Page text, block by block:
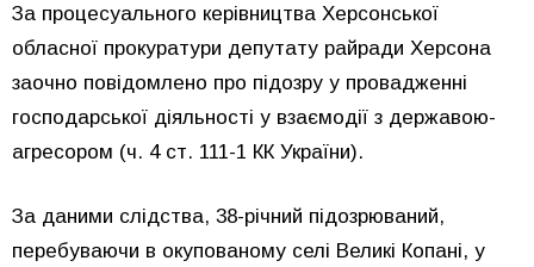
За процесуального керівництва Херсонської
обласної прокуратури депутату райради Херсона
заочно повідомлено про підозру у провадженні
господарської діяльності у взаємодії з державою-
агресором (ч. 4 ст. 111-1 КК України).
За даними слідства, 38-річний підозрюваний,
перебуваючи в окупованому селі Великі Копані, у